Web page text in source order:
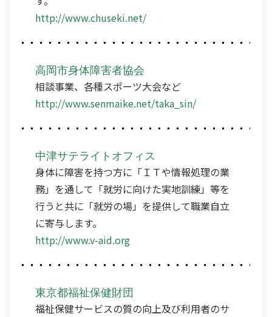
http://www.chuseki.net/
高岡市身体障害者協会
相談事業、各種スポーツ大会など
http://www.senmaike.net/taka_sin/
中津サテライトオフィス
身体に障害を持つ方に「ＩＴや情報処理の業
務」を通して「就労に向けた実地訓練」等を
行うと共に「就労の場」を提供して職業自立
に寄与します。
http://www.v-aid.org
東京都福祉保健財団
福祉保健サービスの質の向上及び利用者のサ